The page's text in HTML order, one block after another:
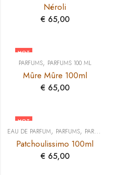
Néroli
€ 65,00
HOT
PARFUMS, PARFUMS 100 ML
Mûre Mûre 100ml
€ 65,00
HOT
EAU DE PARFUM, PARFUMS, PARFUMS 100 ML
Patchoulissimo 100ml
€ 65,00